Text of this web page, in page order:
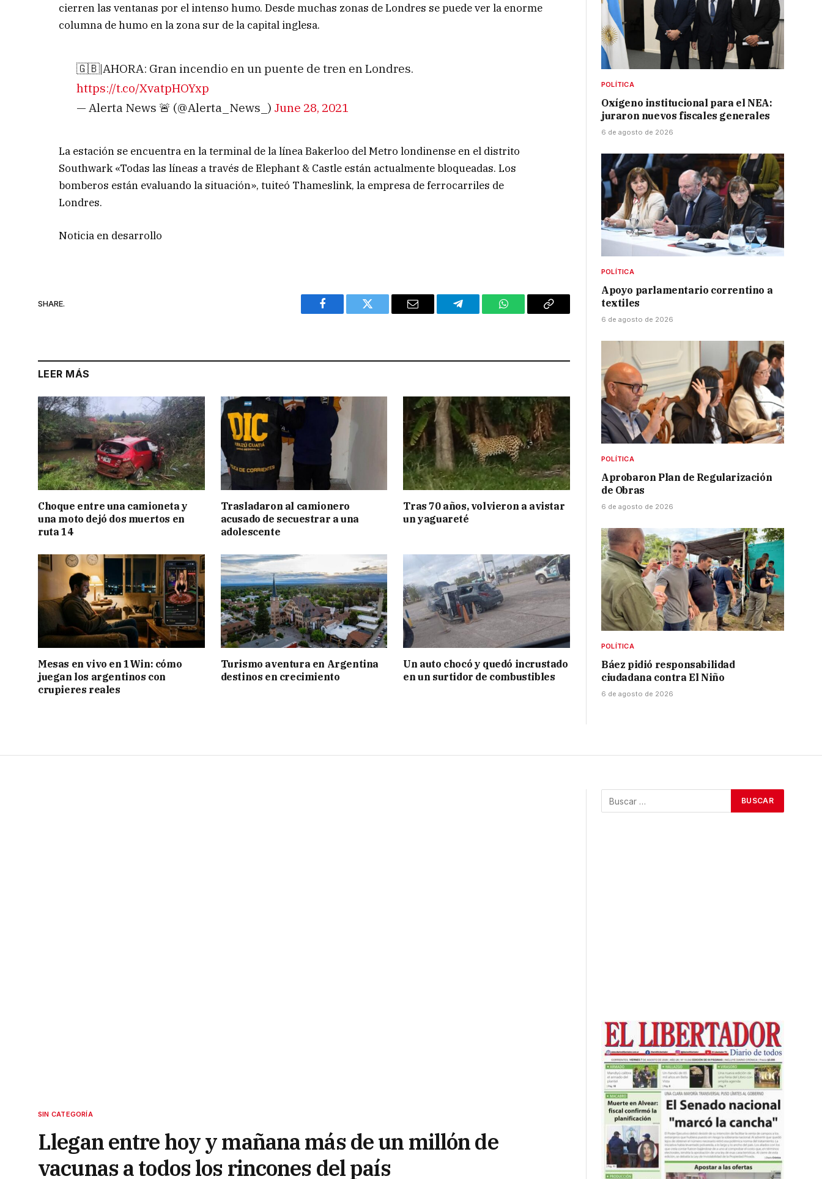
cierren las ventanas por el intenso humo. Desde muchas zonas de Londres se puede ver la enorme
columna de humo en la zona sur de la capital inglesa.
🇬🇧|AHORA: Gran incendio en un puente de tren en Londres.
https://t.co/XvatpHOYxp
— Alerta News 🚨 (@Alerta_News_) June 28, 2021
La estación se encuentra en la terminal de la línea Bakerloo del Metro londinense en el distrito
Southwark «Todas las líneas a través de Elephant & Castle están actualmente bloqueadas. Los
bomberos están evaluando la situación», tuiteó Thameslink, la empresa de ferrocarriles de
Londres.
Noticia en desarrollo
SHARE.
Facebook Twitter Email Telegram WhatsAppCopy
LEER MÁS
Choque entre una camioneta y
una moto dejó dos muertos en
ruta 14
Trasladaron al camionero
acusado de secuestrar a una
adolescente
Tras 70 años, volvieron a avistar
un yaguareté
Mesas en vivo en 1Win: cómo
juegan los argentinos con
crupieres reales
Turismo aventura en Argentina
destinos en crecimiento
Un auto chocó y quedó incrustado
en un surtidor de combustibles
POLÍTICA
Oxígeno institucional para el NEA:
juraron nuevos fiscales generales
6 de agosto de 2026
POLÍTICA
Apoyo parlamentario correntino a
textiles
6 de agosto de 2026
POLÍTICA
Aprobaron Plan de Regularización
de Obras
6 de agosto de 2026
POLÍTICA
Báez pidió responsabilidad
ciudadana contra El Niño
6 de agosto de 2026
SIN CATEGORÍA
Llegan entre hoy y mañana más de un millón de
vacunas a todos los rincones del país